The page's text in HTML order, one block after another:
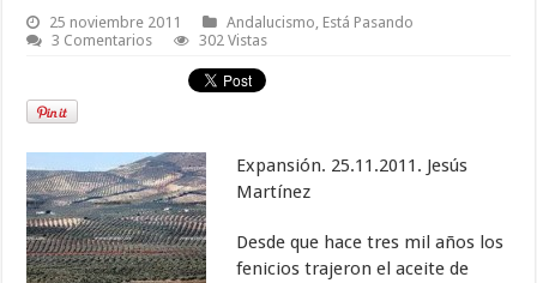
25 noviembre 2011 Andalucismo, Está Pasando
3 Comentarios
302 Vistas
Expansión. 25.11.2011. Jesús
Martínez
Desde que hace tres mil años los
fenicios trajeron el aceite de